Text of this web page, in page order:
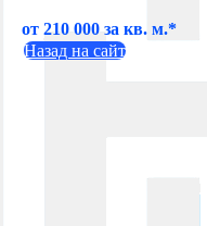
от 210 000 за кв. м.*
Назад на сайт